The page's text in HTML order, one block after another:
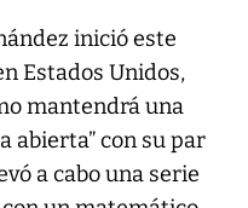
inició este
Estados Unidos,
mantendrá una
abierta” con su par
a cabo una serie